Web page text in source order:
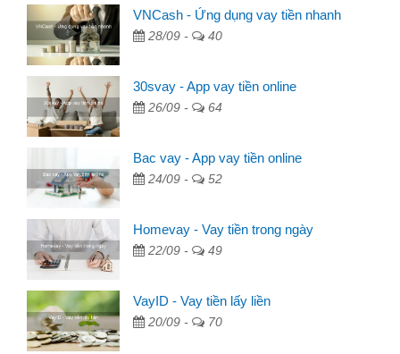
VNCash - Ứng dụng vay tiền nhanh
28/09 - 40
30svay - App vay tiền online
26/09 - 64
Bac vay - App vay tiền online
24/09 - 52
Homevay - Vay tiền trong ngày
22/09 - 49
VayID - Vay tiền lấy liền
20/09 - 70